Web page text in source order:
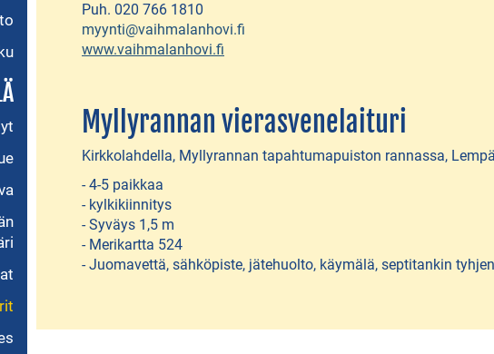
Puh. 020 766 1810
myynti@vaihmalanhovi.fi
www.vaihmalanhovi.fi
Myllyrannan vierasvenelaituri
Kirkkolahdella, Myllyrannan tapahtumapuiston rannassa,
- 4-5 paikkaa
- kylkikiinnitys
- Syväys 1,5 m
- Merikartta 524
- Juomavettä, sähköpiste, jätehuolto, käymälä, septitankin